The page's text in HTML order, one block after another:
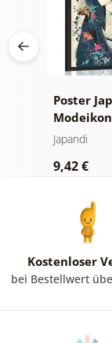
Poster
Japandi
9,42 €
Kostenloser
bei Bestellwert